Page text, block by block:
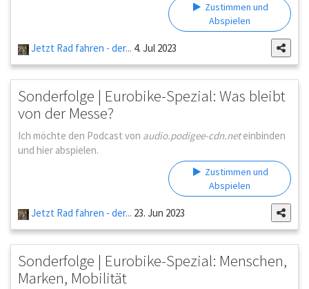
Zustimmen und
Abspielen
Jetzt Rad fahren - der... 4. Jul 2023
Sonderfolge | Eurobike-Spezial: Was bleibt
von der Messe?
Ich möchte den Podcast von audio.podigee-cdn.neteinbinden
und hier abspielen.
Zustimmen und
Abspielen
Jetzt Rad fahren - der... 23. Jun 2023
Sonderfolge | Eurobike-Spezial: Menschen,
Marken, Mobilität